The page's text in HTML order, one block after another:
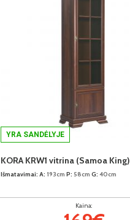
YRA SANDĖLYJE
KORA KRW1 vitrina (Samoa King)
Išmatavimai: A: 193cm P: 58cm G: 40cm
Kaina: